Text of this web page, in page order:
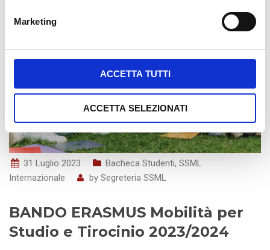
e
n
Marketing
ACCETTA TUTTI
ACCETTA SELEZIONATI
31 Luglio 2023 Bacheca Studenti, SSML
Internazionale
by Segreteria SSML
BANDO ERASMUS Mobilità per
Studio e Tirocinio 2023/2024